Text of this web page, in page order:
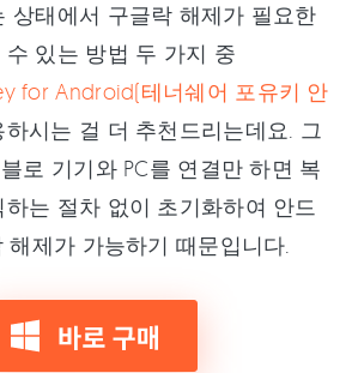
상태에서 구글락 해제가 필요한
있는 방법 두 가지 중
for Android(테너쉐어 포유키 안
하시는 걸 더 추천드리는데요. 그
로 기기와 PC를 연결만 하면 복
는 절차 없이 초기화하여 안드
해제가 가능하기 때문입니다.